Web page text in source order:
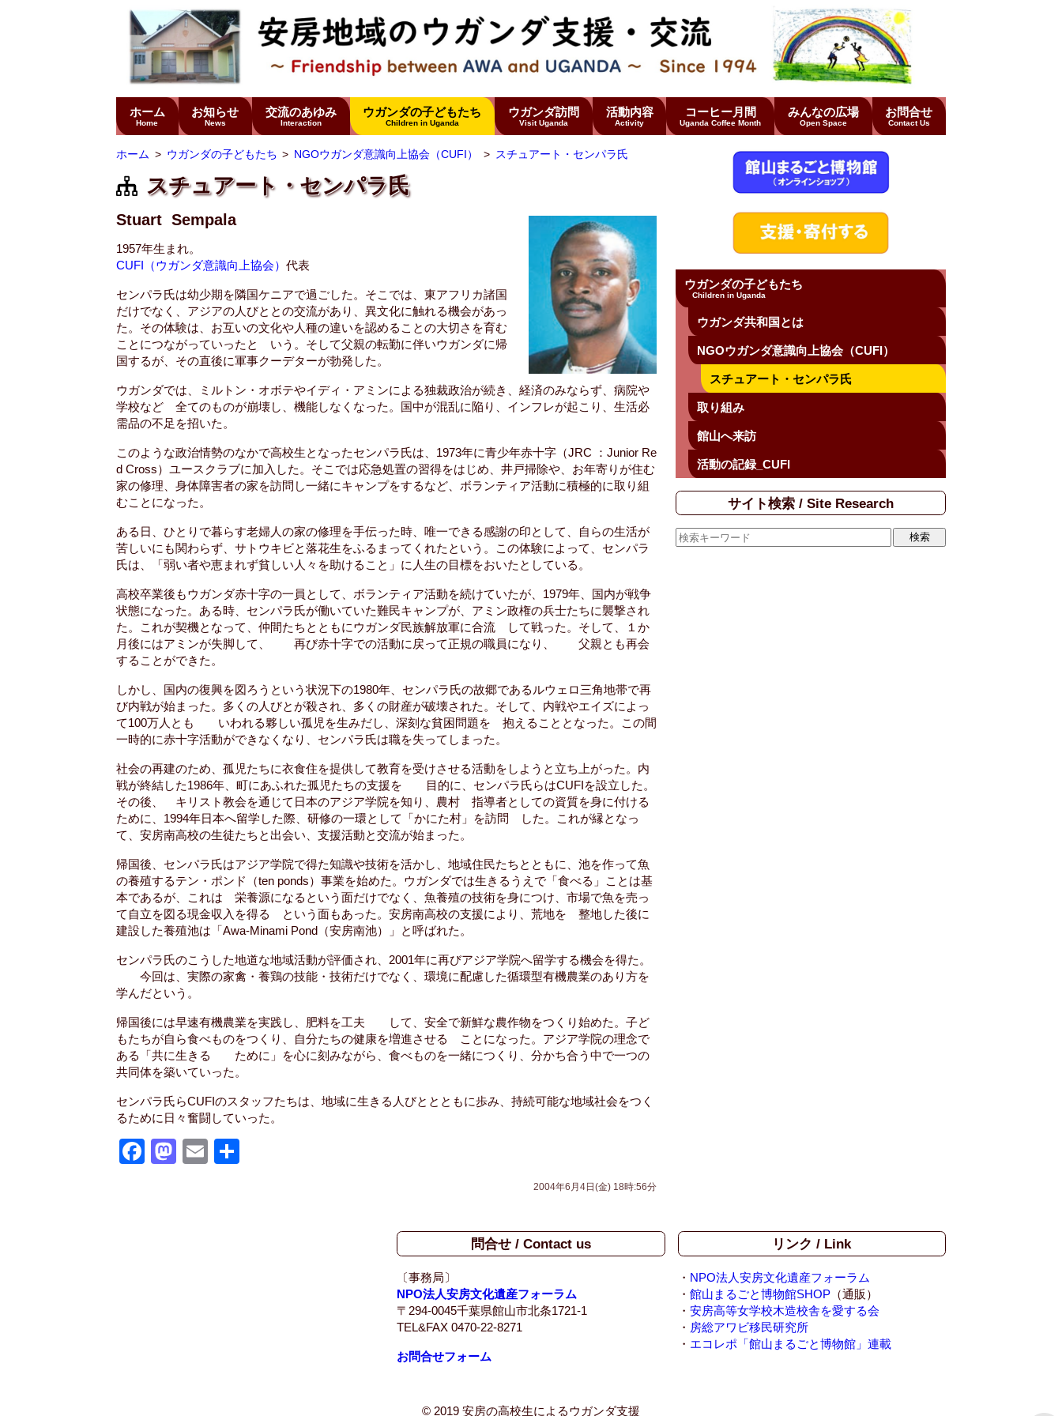
ホーム
Home
お知らせ
News
交流のあゆみ
Interaction
ウガンダの子どもたち
Children in Uganda
ウガンダ訪問
Visit Uganda
活動内容
Activity
コーヒー月間
Uganda Coffee Month
みんなの広場
Open Space
お問合せ
Contact Us
ホーム ウガンダの子どもたち NGOウガンダ意識向上協会（CUFI） スチュアート・センパラ氏
スチュアート・センパラ氏
Stuart Sempala
1957年生まれ。
CUFI（ウガンダ意識向上協会） 代表
センパラ氏は幼少期を隣国ケニアで過ごした。そこでは、東アフリカ諸国
だけでなく、アジアの人びととの交流があり、異文化に触れる機会があっ
た。その体験は、お互いの文化や人種の違いを認めることの大切さを育む
ことにつながっていったと いう。そして父親の転勤に伴いウガンダに帰
国するが、その直後に軍事クーデターが勃発した。
ウガンダでは、ミルトン・オボテやイディ・アミンによる独裁政治が続き、経済のみならず、病院や
学校など 全てのものが崩壊し、機能しなくなった。国中が混乱に陥り、インフレが起こり、生活必
需品の不足を招いた。
このような政治情勢のなかで高校生となったセンパラ氏は、1973年に青少年赤十字（JRC ：Junior Re
d Cross）ユースクラブに加入した。そこでは応急処置の習得をはじめ、井戸掃除や、お年寄りが住む
家の修理、身体障害者の家を訪問し一緒にキャンプをするなど、ボランティア活動に積極的に取り組
むことになった。
ある日、ひとりで暮らす老婦人の家の修理を手伝った時、唯一できる感謝の印として、自らの生活が
苦しいにも関わらず、サトウキビと落花生をふるまってくれたという。この体験によって、センパラ
氏は、「弱い者や恵まれず貧しい人々を助けること」に人生の目標をおいたとしている。
高校卒業後もウガンダ赤十字の一員として、ボランティア活動を続けていたが、1979年、国内が戦争
状態になった。ある時、センパラ氏が働いていた難民キャンプが、アミン政権の兵士たちに襲撃され
た。これが契機となって、仲間たちとともにウガンダ民族解放軍に合流 して戦った。そして、１か
月後にはアミンが失脚して、 再び赤十字での活動に戻って正規の職員になり、 父親とも再会
することができた。
しかし、国内の復興を図ろうという状況下の1980年、センパラ氏の故郷であるルウェロ三角地帯で再
び内戦が始まった。多くの人びとが殺され、多くの財産が破壊された。そして、内戦やエイズによっ
て100万人とも いわれる夥しい孤児を生みだし、深刻な貧困問題を 抱えることとなった。この間
一時的に赤十字活動ができなくなり、センパラ氏は職を失ってしまった。
社会の再建のため、孤児たちに衣食住を提供して教育を受けさせる活動をしようと立ち上がった。内
戦が終結した1986年、町にあふれた孤児たちの支援を 目的に、センパラ氏らはCUFIを設立した。
その後、 キリスト教会を通じて日本のアジア学院を知り、農村 指導者としての資質を身に付ける
ために、1994年日本へ留学した際、研修の一環として「かにた村」を訪問 した。これが縁となっ
て、安房南高校の生徒たちと出会い、支援活動と交流が始まった。
帰国後、センパラ氏はアジア学院で得た知識や技術を活かし、地域住民たちとともに、池を作って魚
の養殖するテン・ポンド（ten ponds）事業を始めた。ウガンダでは生きるうえで「食べる」ことは基
本であるが、これは 栄養源になるという面だけでなく、魚養殖の技術を身につけ、市場で魚を売っ
て自立を図る現金収入を得る という面もあった。安房南高校の支援により、荒地を 整地した後に
建設した養殖池は「Awa-Minami Pond（安房南池）」と呼ばれた。
センパラ氏のこうした地道な地域活動が評価され、2001年に再びアジア学院へ留学する機会を得た。
今回は、実際の家禽・養鶏の技能・技術だけでなく、環境に配慮した循環型有機農業のあり方を
学んだという。
帰国後には早速有機農業を実践し、肥料を工夫 して、安全で新鮮な農作物をつくり始めた。子ど
もたちが自ら食べものをつくり、自分たちの健康を増進させる ことになった。アジア学院の理念で
ある「共に生きる ために」を心に刻みながら、食べものを一緒につくり、分かち合う中で一つの
共同体を築いていった。
センパラ氏らCUFIのスタッフたちは、地域に生きる人びととともに歩み、持続可能な地域社会をつく
るために日々奮闘していった。
F
M
E
2004年6月4日(金) 18時:56分
ウガンダの子どもたち
Children in Uganda
ウガンダ共和国とは
NGOウガンダ意識向上協会（CUFI）
スチュアート・センパラ氏
取り組み
館山へ来訪
活動の記録_CUFI
サイト検索 / Site Research
問合せ / Contact us
〔事務局〕
NPO法人安房文化遺産フォーラム
〒294-0045千葉県館山市北条1721-1
TEL&FAX 0470-22-8271
お問合せフォーム
リンク / Link
・ NPO法人安房文化遺産フォーラム
・ 館山まるごと博物館SHOP（通販）
・ 安房高等女学校木造校舎を愛する会
・ 房総アワビ移民研究所
・ エコレポ「館山まるごと博物館」連載
© 2019 安房の高校生によるウガンダ支援